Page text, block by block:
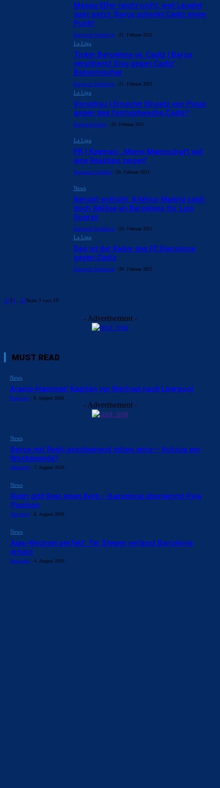
Messis Elfer reicht nicht, weil Lenglet
spät patzt: Barça schenkt Cadiz einen
Punkt
Barçawelt Redaktion - 21. Februar 2021
La Liga
Ticker Barcelona vs. Cadiz | Barça
verschenkt Sieg gegen Cadiz‘
Betonmischer
Barçawelt Redaktion - 21. Februar 2021
La Liga
Vorschau | Erneuter Einsatz von Piqué
gegen das formschwache Cádiz?
Benjamin König - 20. Februar 2021
La Liga
PK | Koeman: „Meine Mannschaft will
eine Reaktion zeigen“
Benjamin Schiffers - 20. Februar 2021
News
Bericht enthüllt: Atlético Madrid zahlt
doch Ablöse an Barcelona für Luis
Suarez
Barçawelt Redaktion - 20. Februar 2021
La Liga
Das ist der Kader des FC Barcelona
gegen Cadiz
Barçawelt Redaktion - 20. Februar 2021
1234 10Seite 3 von 10
- Advertisement -
MUST READ
News
Araújo-Hammer! Kapitän vor Wechsel nach Liverpool
Barçawelt - 8. August 2026
- Advertisement -
News
Barça mit Rodri anscheinend schon einig – Vollzug am
Wochenende?
Barçawelt - 7. August 2026
News
Rodri gibt Real einen Korb – Barcelona übernimmt Pole
Position
Barçawelt - 6. August 2026
News
Ajax-Wechsel perfekt: Ter Stegen verlässt Barcelona
erneut
Barçawelt - 4. August 2026